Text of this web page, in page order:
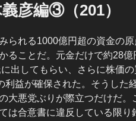
彦編③（201）
られる1000億円超の資金の
ることだ。元金だけで約28
出してもらい、さらに株価
利益が確保された。そうした
大悪党ぶりが際立つだけだ
は合意書に違反している限